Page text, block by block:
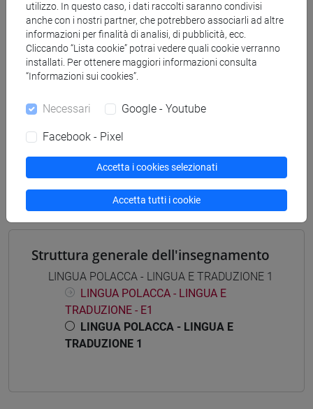
letterature e culture
[LM5] SCIENZE DEL LINGUAGGIO - Laurea
magistrale (DM270)
scienze del linguaggio
Mutua da
LINGUA POLACCA - LINGUA E TRADUZIONE 1
[LM002U]
Struttura generale dell'insegnamento
LINGUA POLACCA - LINGUA E TRADUZIONE 1
LINGUA POLACCA - LINGUA E
TRADUZIONE - E1
LINGUA POLACCA - LINGUA E
TRADUZIONE 1
utilizzo. In questo caso, i dati raccolti saranno condivisi
anche con i nostri partner, che potrebbero associarli ad altre
informazioni per finalità di analisi, di pubblicità, ecc.
Cliccando “Lista cookie” potrai vedere quali cookie verranno
installati. Per ottenere maggiori informazioni consulta
“Informazioni sui cookies”.
Necessari Google - Youtube
Facebook - Pixel
Accetta i cookies selezionati
Accetta tutti i cookie